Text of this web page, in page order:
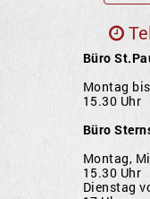
Büro
15.30 Uhr
Büro
Montag,
15.30 Uhr
Dienstag